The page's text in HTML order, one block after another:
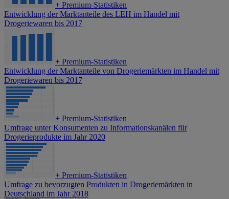
+ Premium-Statistiken
Entwicklung der Marktanteile des LEH im Handel mit
Drogeriewaren bis 2017
+ Premium-Statistiken
Entwicklung der Marktanteile von Drogeriemärkten im Handel mit
Drogeriewaren bis 2017
+ Premium-Statistiken
Umfrage unter Konsumenten zu Informationskanälen für
Drogerieprodukte im Jahr 2020
+ Premium-Statistiken
Umfrage zu bevorzugten Produkten in Drogeriemärkten in
Deutschland im Jahr 2018